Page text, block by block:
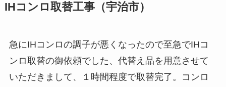
IHコンロ取替工事（宇治市）
急にIHコンロの調子が悪くなったので至急でIHコ
ンロ取替の御依頼でした、代替え品を用意させて
いただきまして、１時間程度で取替完了。コンロ